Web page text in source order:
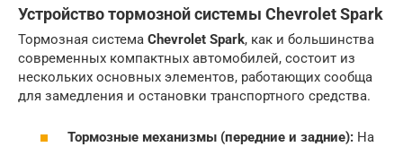
Устройство тормозной системы Chevrolet Spark
Тормозная система Chevrolet Spark, как и большинства
современных компактных автомобилей, состоит из
нескольких основных элементов, работающих сообща
для замедления и остановки транспортного средства.
Тормозные механизмы (передние и задние): На